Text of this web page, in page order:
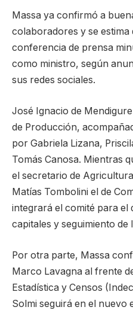
Massa ya confirmó a
colaboradores y se estima
conferencia de prensa
como ministro, según
sus redes sociales.
José Ignacio de
de Producción,
por Gabriela Lizana,
Tomás Canosa. Mientras
el secretario de
Matías Tombolini el de
integrará el comité para el
capitales y seguimiento de
Por otra parte, Massa
Marco Lavagna al frente
Estadística y Censos
Solmi seguirá en el nuevo